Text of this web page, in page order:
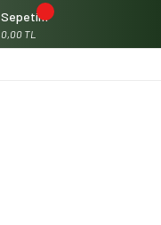
Sepetim
0,00 TL